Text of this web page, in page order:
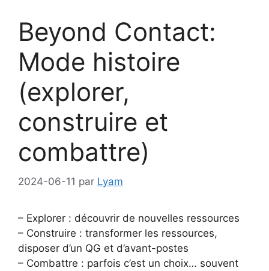
Beyond Contact:
Mode histoire
(explorer,
construire et
combattre)
2024-06-11 par Lyam
– Explorer : découvrir de nouvelles ressources
– Construire : transformer les ressources,
disposer d’un QG et d’avant-postes
– Combattre : parfois c’est un choix… souvent